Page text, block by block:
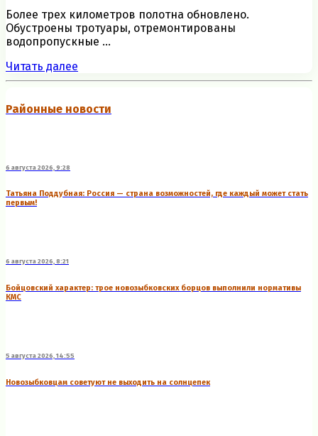
Более трех километров полотна обновлено.
Обустроены тротуары, отремонтированы
водопропускные ...
Читать далее
Районные новости
6 августа 2026, 9:28
Татьяна Поддубная: Россия — страна возможностей, где каждый может стать
первым!
6 августа 2026, 8:21
Бойцовский характер: трое новозыбковских борцов выполнили нормативы
КМС
5 августа 2026, 14:55
Новозыбковцам советуют не выходить на солнцепек